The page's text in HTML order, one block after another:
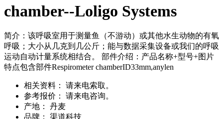
chamber--Loligo Systems
简介：该呼吸室用于测量鱼（不游动）或其他水生动物的有氧
呼吸；大小从几克到几公斤；能与数据采集设备或我们的呼吸
运动自动计量系统相结合。 部件介绍：产品名称+型号+图片
特点包含部件Respirometer chamberID33mm,anylen
相关资料：
请来电索取。
参考报价：
请来电咨询。
产地：
丹麦
品牌：
渠道科技